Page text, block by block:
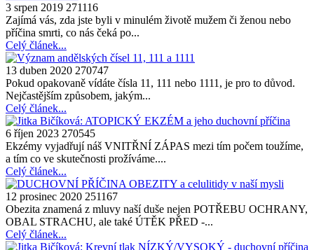
3 srpen 2019 271116
Zajímá vás, zda jste byli v minulém životě mužem či ženou nebo
příčina smrti, co nás čeká po...
Celý článek...
13 duben 2020 270747
Pokud opakovaně vídáte čísla 11, 111 nebo 1111, je pro to důvod.
Nejčastějším způsobem, jakým...
Celý článek...
6 říjen 2023 270545
Ekzémy vyjadřují náš VNITŘNÍ ZÁPAS mezi tím počem toužíme,
a tím co ve skutečnosti prožíváme....
Celý článek...
12 prosinec 2020 251167
Obezita znamená z mluvy naší duše nejen POTŘEBU OCHRANY,
OBAL STRACHU, ale také ÚTĚK PŘED -...
Celý článek...